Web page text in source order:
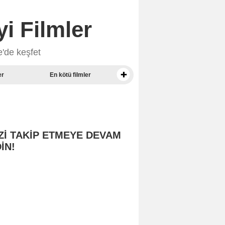
Filmler
keşfet
En kötü filmler
TAKİP ETMEYE DEVAM